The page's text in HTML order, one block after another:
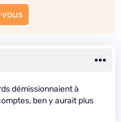
démissionnaient à
ben y aurait plus